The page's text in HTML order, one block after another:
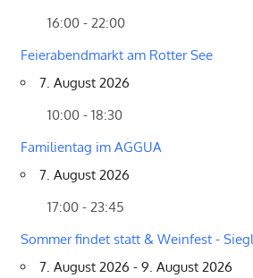
16:00 - 22:00
Feierabendmarkt am Rotter See
7. August 2026
10:00 - 18:30
Familientag im AGGUA
7. August 2026
17:00 - 23:45
Sommer findet statt & Weinfest -
7. August 2026 - 9. August 2026